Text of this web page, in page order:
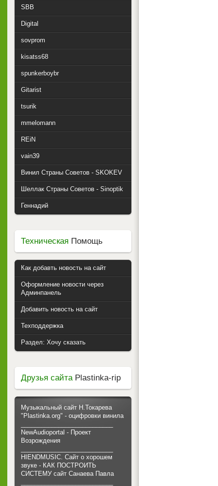
SBB
Digital
sovprom
kisatss68
spunkerboybr
Gitarist
tsurik
mmelomann
REiN
vain39
Винил Страны Советов - SKOKEV
Шеллак Страны Советов - Sinoptik
Геннадий
Техническая Помощь
Как добавть новость на сайт
Оформление новости через
Админпанель
Добавить новость на сайт
Техподдержка
Раздел: Хочу сказать
Друзья сайтаPlastinka-rip
Музыкальный сайт Н.Токарева
"Plastinka.org" - оцифровки винила
NewAudioportal - Проект
Возрождения
HIENDMUSIC. Сайт о хорошем
звуке - КАК ПОСТРОИТЬ
СИСТЕМУ сайт Санаева Павла